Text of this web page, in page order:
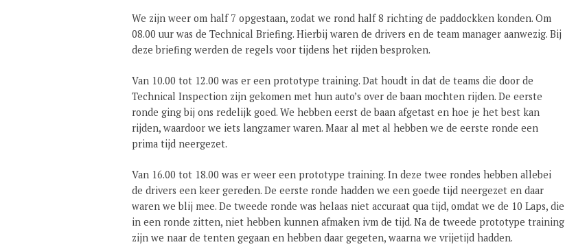
We zijn weer om half 7 opgestaan, zodat we rond half 8 richting de paddockken konden. Om
08.00 uur was de Technical Briefing. Hierbij waren de drivers en de team manager aanwezig. Bij
deze briefing werden de regels voor tijdens het rijden besproken.
Van 10.00 tot 12.00 was er een prototype training. Dat houdt in dat de teams die door de
Technical Inspection zijn gekomen met hun auto’s over de baan mochten rijden. De eerste
ronde ging bij ons redelijk goed. We hebben eerst de baan afgetast en hoe je het best kan
rijden, waardoor we iets langzamer waren. Maar al met al hebben we de eerste ronde een
prima tijd neergezet.
Van 16.00 tot 18.00 was er weer een prototype training. In deze twee rondes hebben allebei
de drivers een keer gereden. De eerste ronde hadden we een goede tijd neergezet en daar
waren we blij mee. De tweede ronde was helaas niet accuraat qua tijd, omdat we de 10 Laps, die
in een ronde zitten, niet hebben kunnen afmaken ivm de tijd. Na de tweede prototype training
zijn we naar de tenten gegaan en hebben daar gegeten, waarna we vrijetijd hadden.